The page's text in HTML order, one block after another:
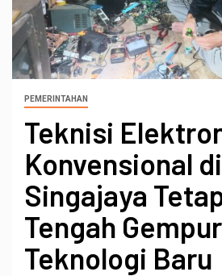
PEMERINTAHAN
Teknisi
Konvensional di
Singajaya
Tengah
Teknologi Baru